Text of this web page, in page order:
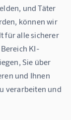
und Täter
können wir
für alle sicherer
KI-
Sie über
und Ihnen
verarbeiten und